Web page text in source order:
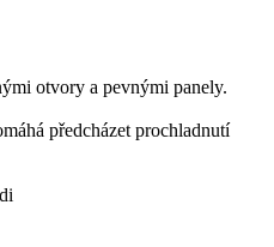
otvory a pevnými panely.
předcházet prochladnutí